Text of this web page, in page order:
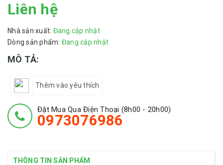
Liên hệ
Nhà sản xuất: Đang cập nhật
Dòng sản phẩm: Đang cập nhật
MÔ TẢ:
Thêm vào yêu thích
Đặt Mua Qua Điện Thoại (8h00 - 20h00)
0973076986
THÔNG TIN SẢN PHẨM